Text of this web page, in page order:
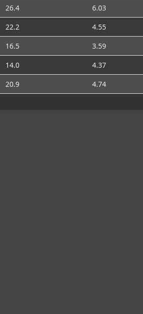
26.4 6.03
22.2 4.55
16.5 3.59
14.0 4.37
20.9 4.74